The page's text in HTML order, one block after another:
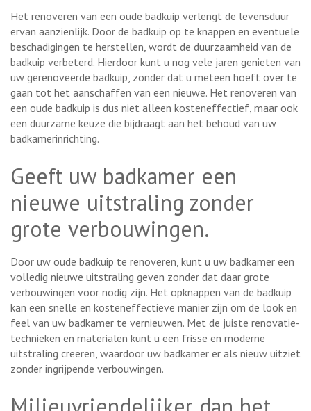
Het renoveren van een oude badkuip verlengt de levensduur
ervan aanzienlijk. Door de badkuip op te knappen en eventuele
beschadigingen te herstellen, wordt de duurzaamheid van de
badkuip verbeterd. Hierdoor kunt u nog vele jaren genieten van
uw gerenoveerde badkuip, zonder dat u meteen hoeft over te
gaan tot het aanschaffen van een nieuwe. Het renoveren van
een oude badkuip is dus niet alleen kosteneffectief, maar ook
een duurzame keuze die bijdraagt aan het behoud van uw
badkamerinrichting.
Geeft uw badkamer een
nieuwe uitstraling zonder
grote verbouwingen.
Door uw oude badkuip te renoveren, kunt u uw badkamer een
volledig nieuwe uitstraling geven zonder dat daar grote
verbouwingen voor nodig zijn. Het opknappen van de badkuip
kan een snelle en kosteneffectieve manier zijn om de look en
feel van uw badkamer te vernieuwen. Met de juiste renovatie-
technieken en materialen kunt u een frisse en moderne
uitstraling creëren, waardoor uw badkamer er als nieuw uitziet
zonder ingrijpende verbouwingen.